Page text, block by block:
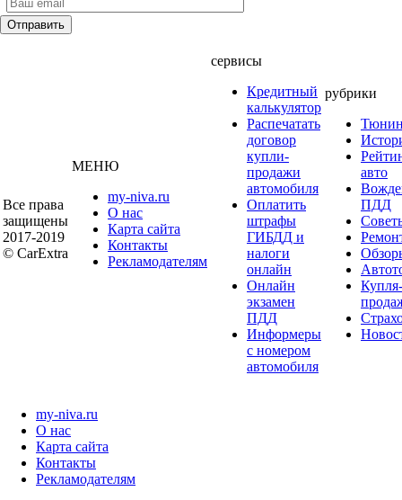
Все права
защищены
2017-2019
© CarExtra
МЕНЮ
my-niva.ru
О нас
Карта сайта
Контакты
Рекламодателям
сервисы
Кредитный
калькулятор
Распечатать
договор
купли-
продажи
автомобиля
Оплатить
штрафы
ГИБДД и
налоги
онлайн
Онлайн
экзамен
ПДД
Информеры
с номером
автомобиля
рубрики
авто
ПДД
Купля-
my-niva.ru
О нас
Карта сайта
Контакты
Рекламодателям